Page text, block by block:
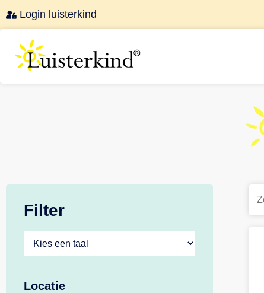
Login luisterkind
Filter
Locatie